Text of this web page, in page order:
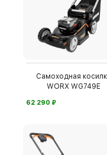
Самоходная
WORX WG749E
62 290 ⃏